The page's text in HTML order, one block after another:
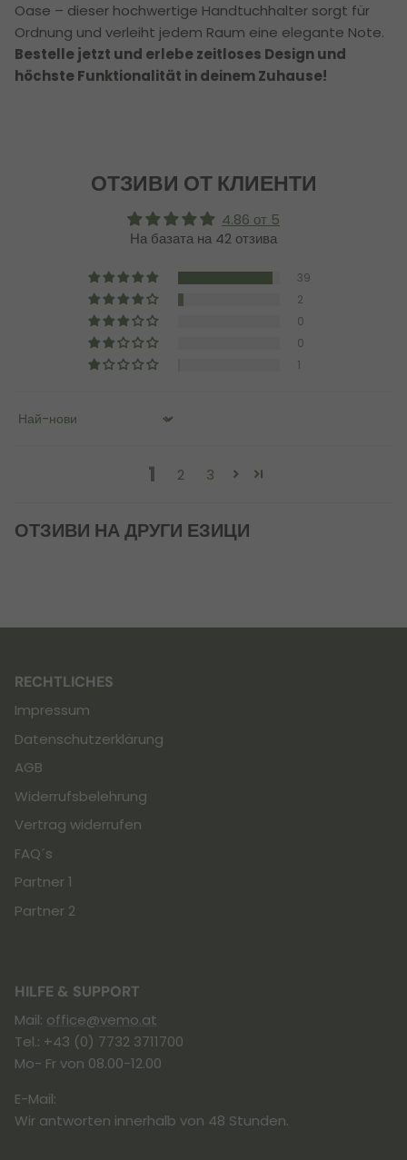
Oase – dieser hochwertige Handtuchhalter sorgt für
Ordnung und verleiht jedem Raum eine elegante Note.
Bestelle jetzt und erlebe zeitloses Design und
höchste Funktionalität in deinem Zuhause!
ОТЗИВИ ОТ КЛИЕНТИ
4.86 от 5
На базата на 42 отзива
39
2
0
0
1
Sort by
1 2 3
ОТЗИВИ НА ДРУГИ ЕЗИЦИ
RECHTLICHES
Impressum
Datenschutzerklärung
AGB
Widerrufsbelehrung
Vertrag widerrufen
FAQ´s
Partner 1
Partner 2
HILFE & SUPPORT
Mail: office@vemo.at
Tel.: +43 (0) 7732 3711700
Mo- Fr von 08.00-12.00
E-Mail:
Wir antworten innerhalb von 48 Stunden.